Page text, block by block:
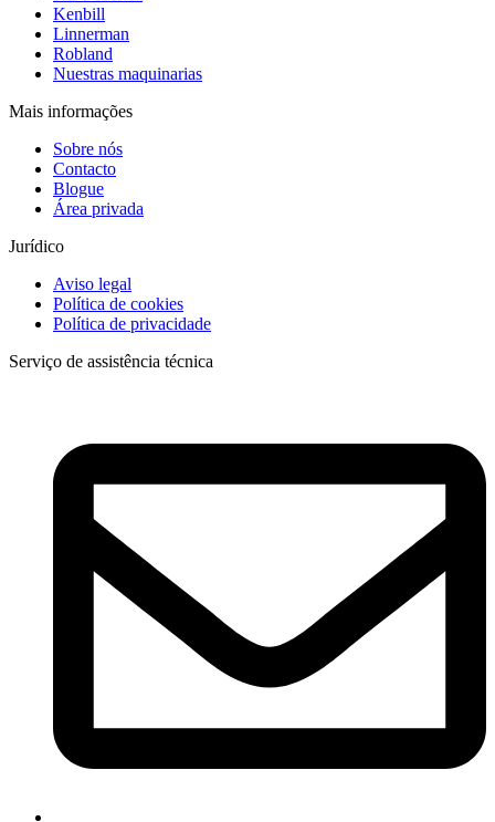
Kenbill
Linnerman
Robland
Nuestras maquinarias
Mais informações
Sobre nós
Contacto
Blogue
Área privada
Jurídico
Aviso legal
Política de cookies
Política de privacidade
Serviço de assistência técnica